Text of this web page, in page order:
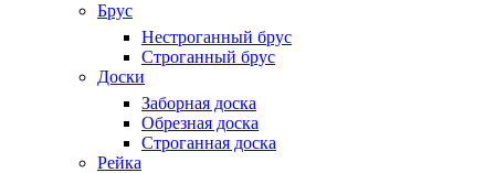
Брус
Нестроганный брус
Строганный брус
Доски
Заборная доска
Обрезная доска
Строганная доска
Рейка